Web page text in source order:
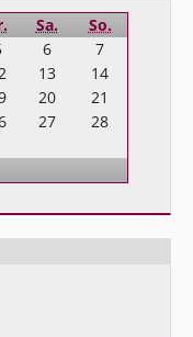
Sa. So.
6
7
13
14
20
21
27
28